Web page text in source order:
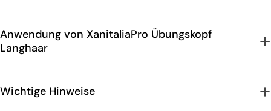
Anwendung von XanitaliaPro Übungskopf
Langhaar
Wichtige Hinweise